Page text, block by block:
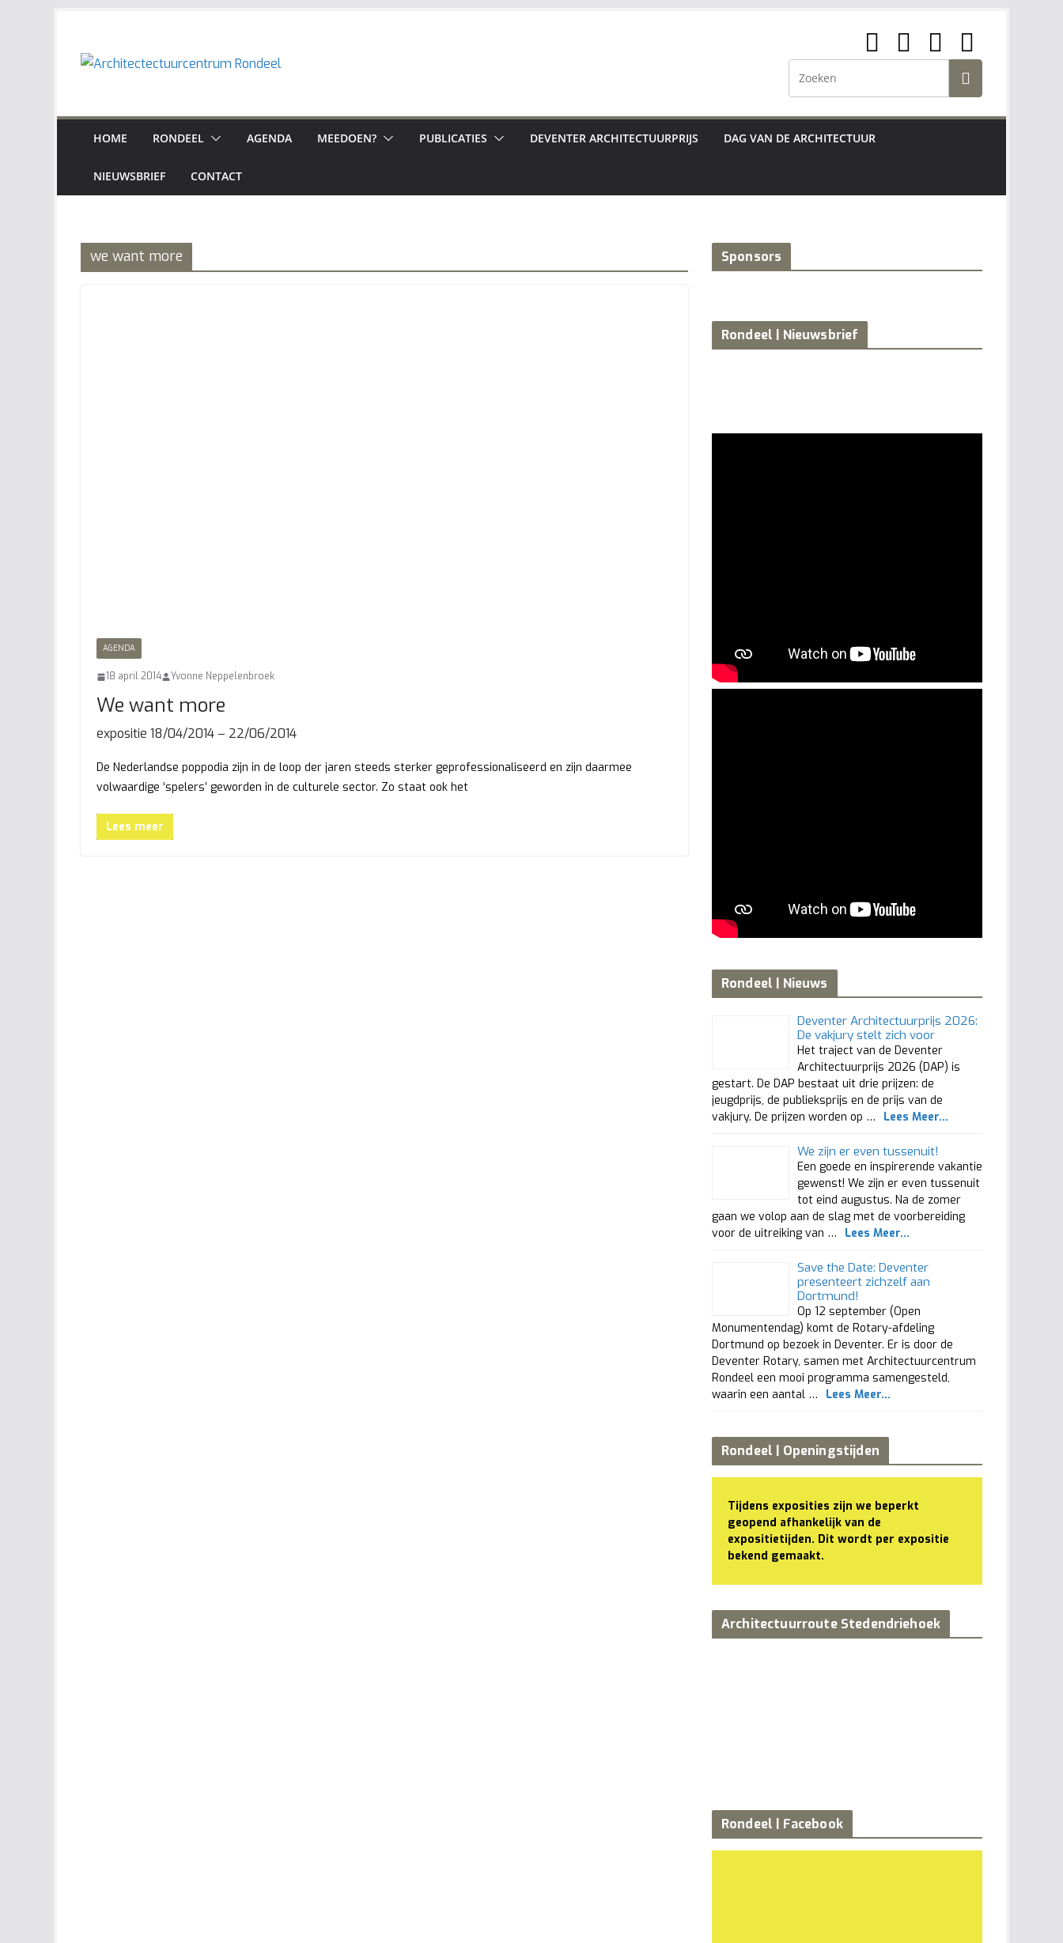
HOME RONDEEL AGENDA MEEDOEN? PUBLICATIES DEVENTER ARCHITECTUURPRIJS DAG VAN DE ARCHITECTUUR
NIEUWSBRIEF CONTACT
we want more
AGENDA
18 april 2014 Yvonne Neppelenbroek
We want more
expositie 18/04/2014 – 22/06/2014
De Nederlandse poppodia zijn in de loop der jaren steeds sterker geprofessionaliseerd en zijn daarmee
volwaardige ‘spelers’ geworden in de culturele sector. Zo staat ook het
Lees meer
Sponsors
Rondeel | Nieuwsbrief
Rondeel | Nieuws
Deventer Architectuurprijs 2026:
De vakjury stelt zich voor
Het traject van de Deventer
Architectuurprijs 2026 (DAP) is
gestart. De DAP bestaat uit drie prijzen: de
jeugdprijs, de publieksprijs en de prijs van de
vakjury. De prijzen worden op …
Lees Meer...
We zijn er even tussenuit!
Een goede en inspirerende vakantie
gewenst! We zijn er even tussenuit
tot eind augustus. Na de zomer
gaan we volop aan de slag met de voorbereiding
voor de uitreiking van …
Lees Meer...
Save the Date: Deventer
presenteert zichzelf aan
Dortmund!
Op 12 september (Open
Monumentendag) komt de Rotary-afdeling
Dortmund op bezoek in Deventer. Er is door de
Deventer Rotary, samen met Architectuurcentrum
Rondeel een mooi programma samengesteld,
waarin een aantal …
Lees Meer...
Rondeel | Openingstijden
Tijdens exposities zijn we beperkt
geopend afhankelijk van de
expositietijden. Dit wordt per expositie
bekend gemaakt.
Architectuurroute Stedendriehoek
Rondeel | Facebook